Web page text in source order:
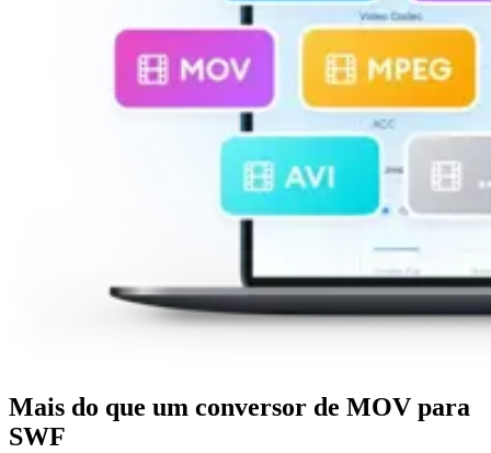
Mais do que um conversor de MOV para
SWF